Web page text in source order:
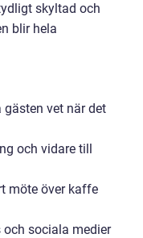
skyltad och
blir hela
vet när det
och vidare till
möte över kaffe
sociala medier